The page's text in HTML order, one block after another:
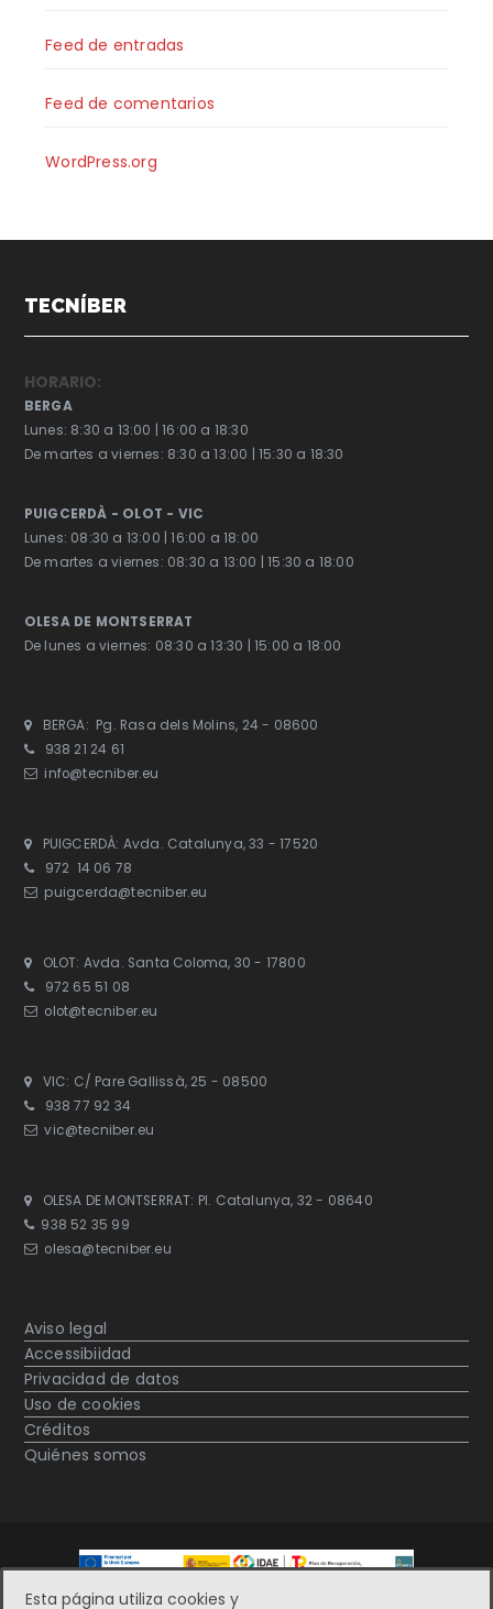
Feed de entradas
Feed de comentarios
WordPress.org
TECNÍBER
HORARIO:
BERGA
Lunes: 8:30 a 13:00 | 16:00 a 18:30
De martes a viernes: 8:30 a 13:00 | 15:30 a 18:30
PUIGCERDÀ - OLOT - VIC
Lunes: 08:30 a 13:00 | 16:00 a 18:00
De martes a viernes: 08:30 a 13:00 | 15:30 a 18:00
OLESA DE MONTSERRAT
De lunes a viernes: 08:30 a 13:30 | 15:00 a 18:00
BERGA: Pg. Rasa dels Molins, 24 - 08600
938 21 24 61
info@tecniber.eu
PUIGCERDÀ: Avda. Catalunya, 33 - 17520
972 14 06 78
puigcerda@tecniber.eu
OLOT: Avda. Santa Coloma, 30 - 17800
972 65 51 08
olot@tecniber.eu
VIC: C/ Pare Gallissà, 25 - 08500
938 77 92 34
vic@tecniber.eu
OLESA DE MONTSERRAT: Pl. Catalunya, 32 - 08640
938 52 35 99
olesa@tecniber.eu
Aviso legal
Accessibiidad
Privacidad de datos
Uso de cookies
Créditos
Quiénes somos
Esta página utiliza cookies y